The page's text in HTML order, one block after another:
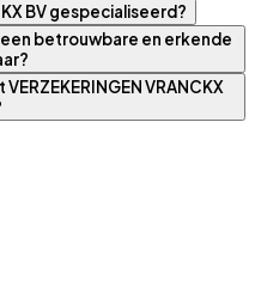
BV gespecialiseerd?
een betrouwbare en erkende
VRANCKX